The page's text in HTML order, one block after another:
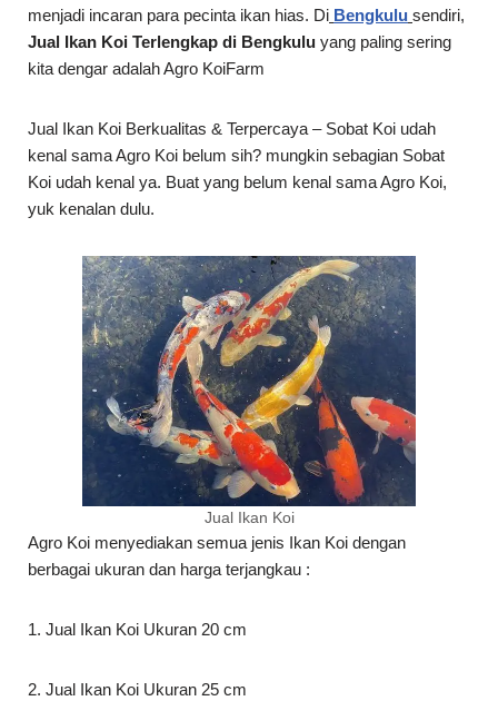
menjadi incaran para pecinta ikan hias. Di Bengkulu sendiri,
Jual Ikan Koi Terlengkap di Bengkulu yang paling sering
kita dengar adalah Agro KoiFarm
Jual Ikan Koi Berkualitas & Terpercaya – Sobat Koi udah
kenal sama Agro Koi belum sih? mungkin sebagian Sobat
Koi udah kenal ya. Buat yang belum kenal sama Agro Koi,
yuk kenalan dulu.
Jual Ikan Koi
Agro Koi menyediakan semua jenis Ikan Koi dengan
berbagai ukuran dan harga terjangkau :
1. Jual Ikan Koi Ukuran 20 cm
2. Jual Ikan Koi Ukuran 25 cm